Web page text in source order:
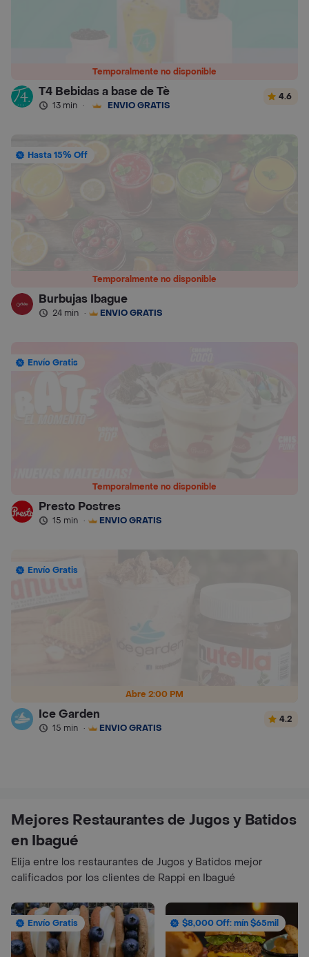
Temporalmente no disponible
T4 Bebidas a base de Tè
13 min · ENVÍO GRATIS
4.6
Temporalmente no disponible
Hasta 15% Off
Burbujas Ibague
24 min · ENVÍO GRATIS
Temporalmente no disponible
Envío Gratis
Presto Postres
15 min · ENVÍO GRATIS
Abre 2:00 PM
Envío Gratis
Ice Garden
15 min · ENVÍO GRATIS
4.2
Mejores Restaurantes de Jugos y Batidos
en Ibagué
Elija entre los restaurantes de Jugos y Batidos mejor
calificados por los clientes de Rappi en Ibagué
Envío Gratis $8,000 Off: mín $65mil